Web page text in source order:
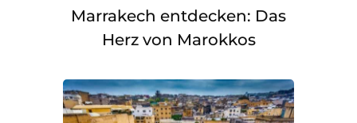
Marrakech entdecken: Das
Herz von Marokkos